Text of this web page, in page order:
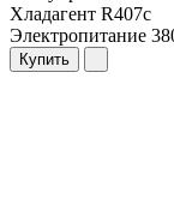
Хладагент R407c
Электропитание
Купить